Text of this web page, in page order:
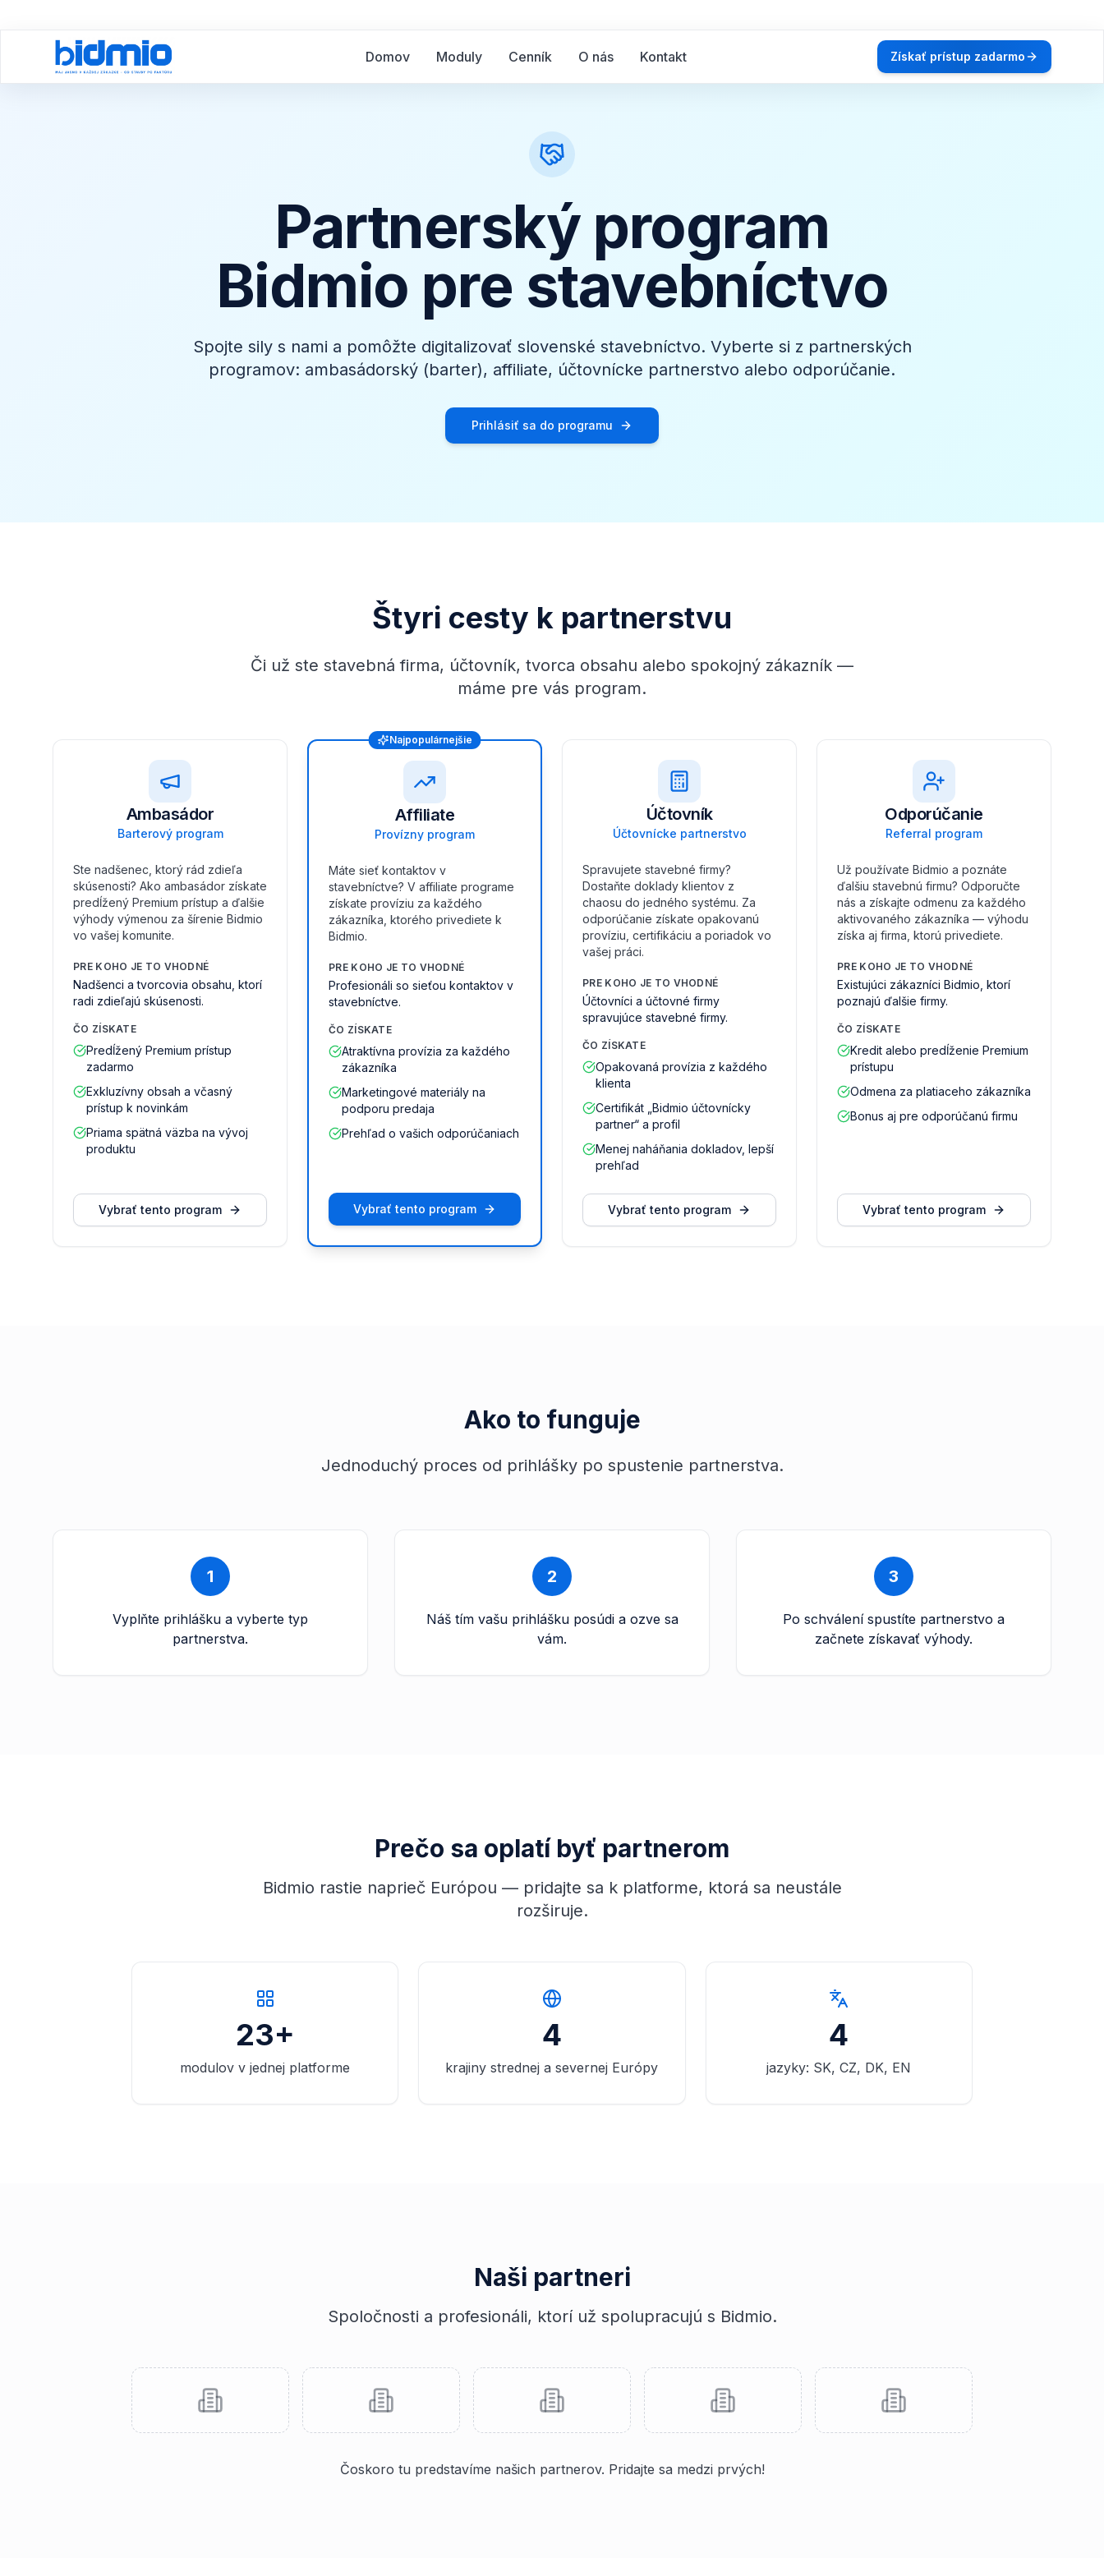
Domov Moduly Cenník O nás Kontakt Získať prístup zadarmo
Partnerský program
Bidmio pre stavebníctvo
Spojte sily s nami a pomôžte digitalizovať slovenské stavebníctvo. Vyberte si z partnerských
programov: ambasádorský (barter), affiliate, účtovnícke partnerstvo alebo odporúčanie.
Prihlásiť sa do programu
Štyri cesty k partnerstvu
Či už ste stavebná firma, účtovník, tvorca obsahu alebo spokojný zákazník —
máme pre vás program.
Ambasádor
Barterový program
Ste nadšenec, ktorý rád zdieľa
skúsenosti? Ako ambasádor získate
predĺžený Premium prístup a ďalšie
výhody výmenou za šírenie Bidmio
vo vašej komunite.
PRE KOHO JE TO VHODNÉ
Nadšenci a tvorcovia obsahu, ktorí
radi zdieľajú skúsenosti.
ČO ZÍSKATE
Predĺžený Premium prístup
zadarmo
Exkluzívny obsah a včasný
prístup k novinkám
Priama spätná väzba na vývoj
produktu
Vybrať tento program
Najpopulárnejšie
Affiliate
Provízny program
Máte sieť kontaktov v
stavebníctve? V affiliate programe
získate províziu za každého
zákazníka, ktorého privediete k
Bidmio.
PRE KOHO JE TO VHODNÉ
Profesionáli so sieťou kontaktov v
stavebníctve.
ČO ZÍSKATE
Atraktívna provízia za každého
zákazníka
Marketingové materiály na
podporu predaja
Prehľad o vašich odporúčaniach
Vybrať tento program
Účtovník
Účtovnícke partnerstvo
Spravujete stavebné firmy?
Dostaňte doklady klientov z
chaosu do jedného systému. Za
odporúčanie získate opakovanú
províziu, certifikáciu a poriadok vo
vašej práci.
PRE KOHO JE TO VHODNÉ
Účtovníci a účtovné firmy
spravujúce stavebné firmy.
ČO ZÍSKATE
Opakovaná provízia z každého
klienta
Certifikát „Bidmio účtovnícky
partner“ a profil
Menej naháňania dokladov, lepší
prehľad
Vybrať tento program
Odporúčanie
Referral program
Už používate Bidmio a poznáte
ďalšiu stavebnú firmu? Odporučte
nás a získajte odmenu za každého
aktivovaného zákazníka — výhodu
získa aj firma, ktorú privediete.
PRE KOHO JE TO VHODNÉ
Existujúci zákazníci Bidmio, ktorí
poznajú ďalšie firmy.
ČO ZÍSKATE
Kredit alebo predĺženie Premium
prístupu
Odmena za platiaceho zákazníka
Bonus aj pre odporúčanú firmu
Vybrať tento program
Ako to funguje
Jednoduchý proces od prihlášky po spustenie partnerstva.
1
Vyplňte prihlášku a vyberte typ
partnerstva.
2
Náš tím vašu prihlášku posúdi a ozve sa
vám.
3
Po schválení spustíte partnerstvo a
začnete získavať výhody.
Prečo sa oplatí byť partnerom
Bidmio rastie naprieč Európou — pridajte sa k platforme, ktorá sa neustále
rozširuje.
23+
modulov v jednej platforme
4
krajiny strednej a severnej Európy
4
jazyky: SK, CZ, DK, EN
Naši partneri
Spoločnosti a profesionáli, ktorí už spolupracujú s Bidmio.
Čoskoro tu predstavíme našich partnerov. Pridajte sa medzi prvých!